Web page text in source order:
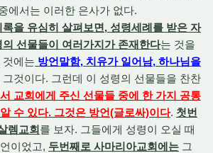
에서는 이러한 은사가 없다.
을 유심히 살펴보면, 성령세례를 받은 자
선물들이 여러가지가 존재한다는 것을
것에는 방언말함, 치유가 일어남, 하나님을
것이다. 그런데 이 성령의 선물들을 찬찬
교회에게 주신 선물들 중에 한 가지 공통
수 있다. 그것은 방언(글로싸)이다. 첫번
렘교회를 보자. 그들에게 성령이 오실 때
이었고, 두번째로 사마리아교회에는 그